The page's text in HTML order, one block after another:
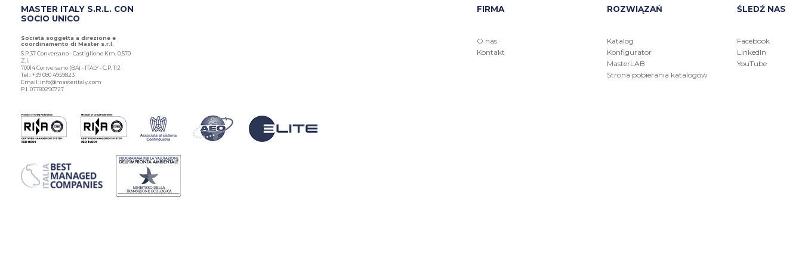
MASTER ITALY S.R.L. CON
SOCIO UNICO
Società soggetta a direzione e
coordinamento di Master s.r.l.
S.P.37 Conversano - Castiglione Km. 0,570
Z.I.
70014 Conversano (BA) - ITALY - C.P. 112
Tel.: +39 080 4959823
Email: info@masteritaly.com
P.I. 07780290727
FIRMA
O nas
Kontakt
ROZWIĄZAŃ
Katalog
Konfigurator
MasterLAB
Strona pobierania katalogów
ŚLEDŹ NAS
Facebook
LinkedIn
YouTube